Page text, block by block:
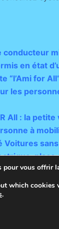
conducteur
en état
“l’Ami for
les
All : la
à
Voitures
place
WordPress
pour vous offrir
which cookies
.